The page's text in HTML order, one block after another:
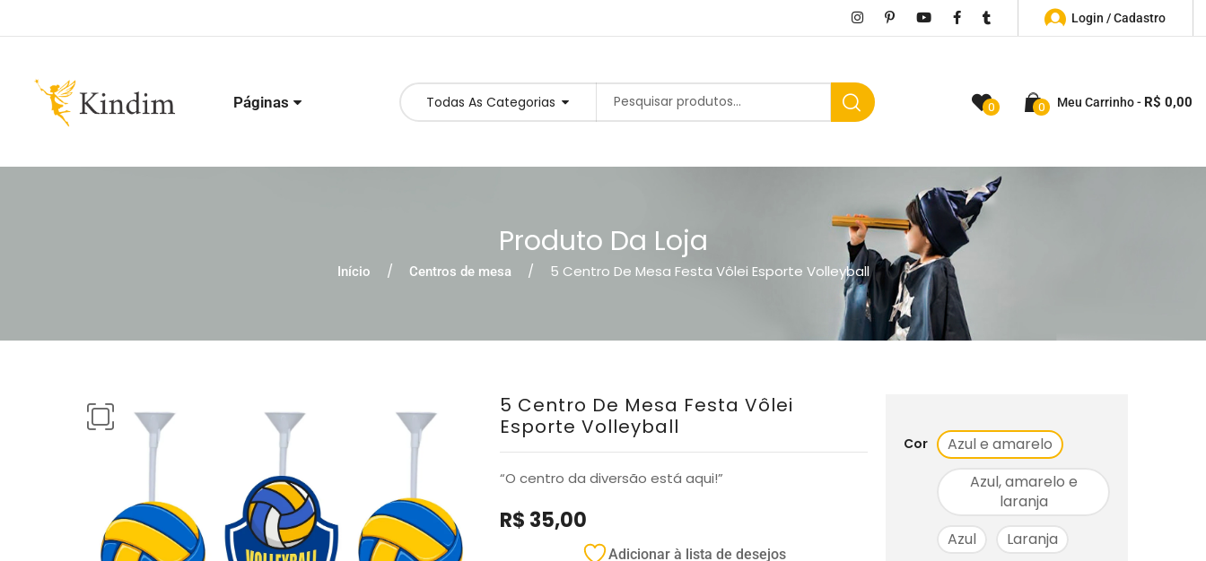
Login / Cadastro
Páginas Todas As Categorias 0 0 Meu Carrinho R$ 0,00
Produto Da Loja
Início Centros de mesa 5 Centro De Mesa Festa Vôlei Esporte Volleyball
5 Centro De Mesa Festa Vôlei
Esporte Volleyball
“O centro da diversão está aqui!”
R$ 35,00
Adicionar à lista de desejos
Cor
Azul e amarelo
Azul, amarelo e
laranja
Azul
Laranja